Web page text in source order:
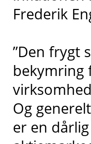
Frederik
”Den frygt
bekymring
Og
er en